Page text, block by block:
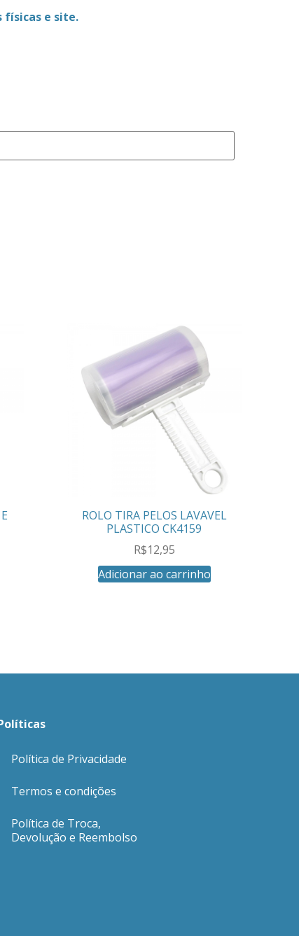
físicas e site.
ROLO TIRA PELOS LAVAVEL
PLASTICO CK4159
R$12,95
Adicionar ao carrinho
Política de Privacidade
Termos e condições
Política de Troca,
Devolução e Reembolso